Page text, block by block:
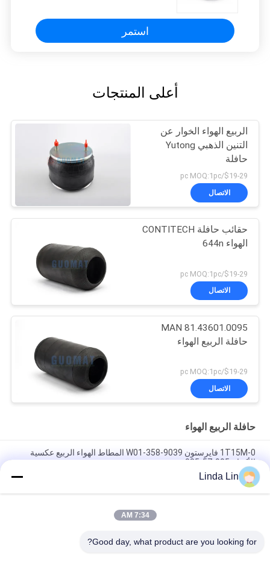
استمر
أعلى المنتجات
الربيع الهواء الخوار عن
التنين الذهبي Yutong
حافلة
$19-29/pc MOQ:1pc
الاتصال
حقائب حافلة CONTITECH
الهواء 644n
$19-29/pc MOQ:1pc
الاتصال
MAN 81.43601.0095
حافلة الربيع الهواء
$19-29/pc MOQ:1pc
الاتصال
حافلة الربيع الهواء
1T15M-0 فايرستون W01-358-9039 المطاط الهواء الربيع عكسية
الأكمام 905-57-085
W013588646 Neway Bus Air Spring Blows for Golden Dragon
Yutong 1T15M-2
المطاط الطبيعي 6111300390 حافلة الهواء الربيع الصليب فيرستون
Linda Lin
7:34 AM
Good day, what product are you looking for?